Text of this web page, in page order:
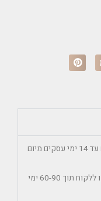
מוצרים אשר הינם במלאי יסופקו ללקוח עד 14 ימי עסקים מיום
מוצרים אשר הוזמנו ואינם במלאי יסופקו ללקוח תוך 60-90 ימי